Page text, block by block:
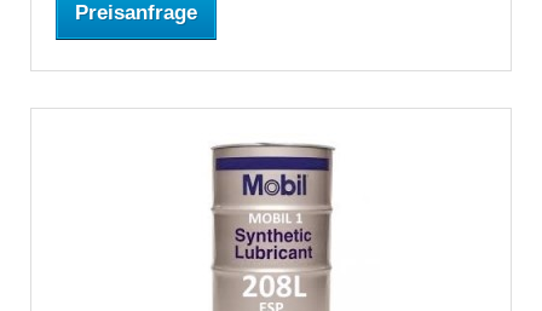
Preisanfrage